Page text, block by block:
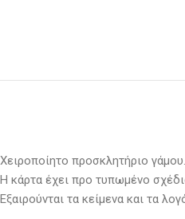
Χειροποίητο προσκλητήριο γάμου.
Η κάρτα έχει προ τυπωμένο
Εξαιρούνται τα κείμενα και τα